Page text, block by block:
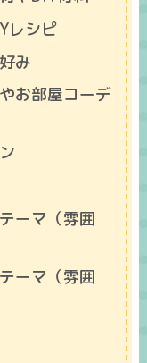
レシピ
み
お部屋コーデ
ーマ（雰囲
ーマ（雰囲